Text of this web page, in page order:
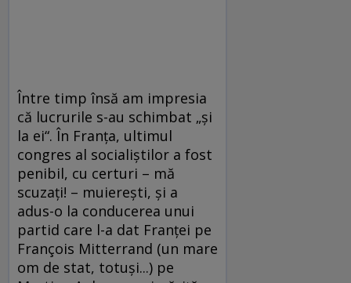
Între timp însă am impresia
că lucrurile s-au schimbat „şi
la ei“. În Franţa, ultimul
congres al socialiştilor a fost
penibil, cu certuri – mă
scuzaţi! – muiereşti, şi a
adus-o la conducerea unui
partid care l-a dat Franţei pe
François Mitterrand (un mare
om de stat, totuşi...) pe